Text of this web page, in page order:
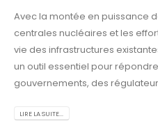
Avec la montée en puissance
centrales nucléaires et les
vie des infrastructures
un outil essentiel pour
gouvernements, des
LIRE LA SUITE...